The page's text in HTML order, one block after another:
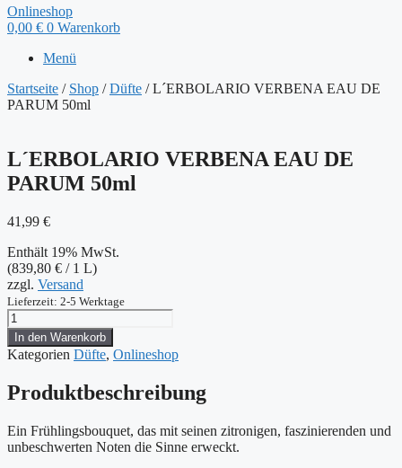
Onlineshop
0,00 € 0 Warenkorb
Menü
Startseite / Shop /Düfte / L´ERBOLARIO VERBENA EAU DE
PARUM 50ml
L´ERBOLARIO VERBENA EAU DE
PARUM 50ml
41,99 €
Enthält 19% MwSt.
(839,80 € / 1 L)
zzgl. Versand
Lieferzeit: 2-5 Werktage
L
´ERBOLARIO
VERBENA
EAU
PARUM
Menge
In den Warenkorb
Kategorien Düfte, Onlineshop
Produktbeschreibung
Ein Frühlingsbouquet, das mit seinen zitronigen, faszinierenden und
unbeschwerten Noten die Sinne erweckt.